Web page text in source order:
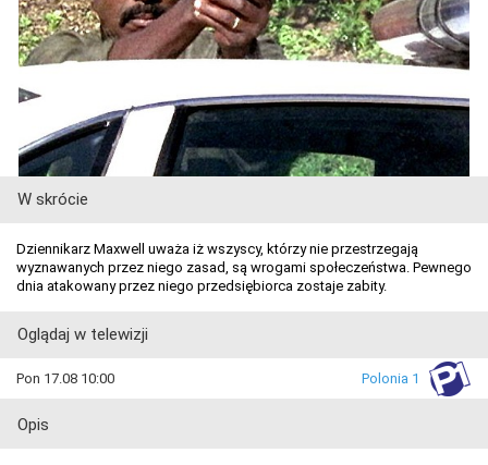
W skrócie
Dziennikarz Maxwell uważa iż wszyscy, którzy nie przestrzegają
wyznawanych przez niego zasad, są wrogami społeczeństwa. Pewnego
dnia atakowany przez niego przedsiębiorca zostaje zabity.
Oglądaj w telewizji
Pon 17.08 10:00 Polonia 1
Opis